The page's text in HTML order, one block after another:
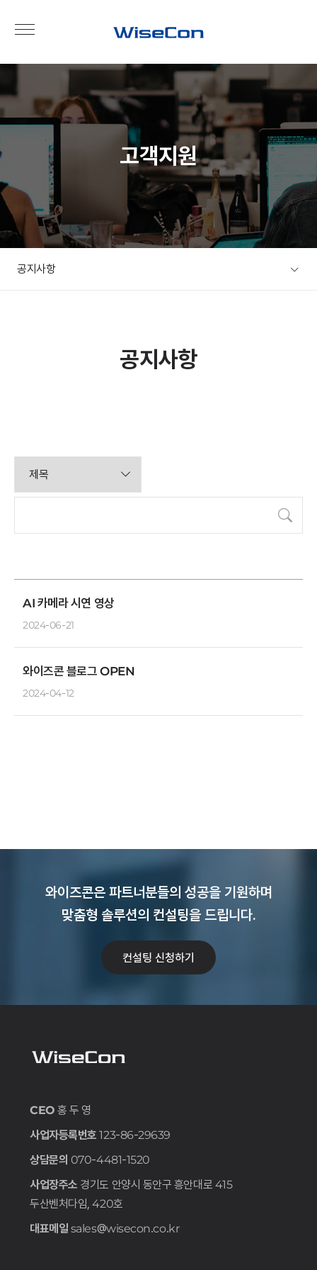
고객지원
공지사항
공지사항
검색
AI 카메라 시연 영상
2024-06-21
와이즈콘 블로그 OPEN
2024-04-12
와이즈콘은 파트너분들의 성공을 기원하며
맞춤형 솔루션의 컨설팅을 드립니다.
컨설팅 신청하기
CEO 홍 두 영
사업자등록번호 123-86-29639
상담문의 070-4481-1520
사업장주소 경기도 안양시 동안구 흥안대로 415
두산벤처다임, 420호
대표메일 sales@wisecon.co.kr